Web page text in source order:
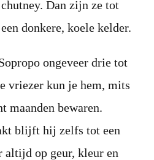
Dan zijn ze tot
donkere, koele kelder.
ongeveer drie tot
vriezer kun je hem, mits
maanden bewaren.
blijft hij zelfs tot een
altijd op geur, kleur en